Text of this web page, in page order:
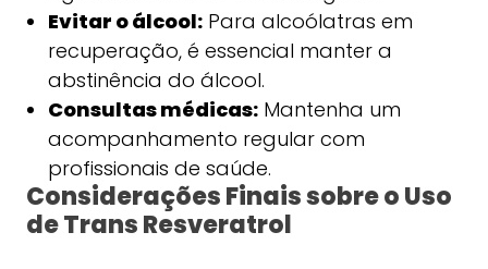
Evitar o álcool:Para alcoólatras em
recuperação, é essencial manter a
abstinência do álcool.
Consultas médicas:Mantenha um
acompanhamento regular com
profissionais de saúde.
Considerações Finais sobre o Uso
de Trans Resveratrol